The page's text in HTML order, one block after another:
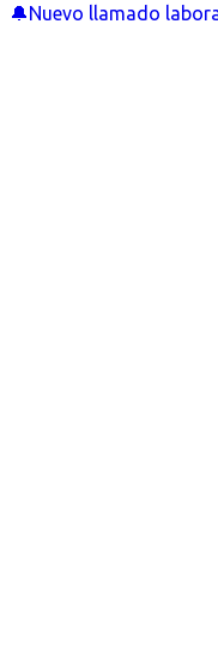
🔔Nuevo llamado